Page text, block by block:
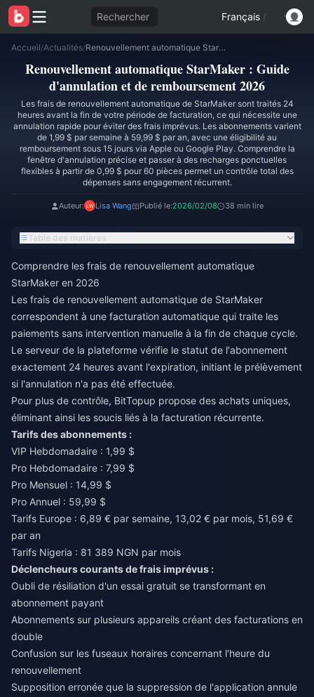
Rechercher Français /
Accueil/Actualités/ Renouvellement automatique StarMaker : Guide d'annulation et de remboursement 2026
Renouvellement automatique StarMaker : Guide
d'annulation et de remboursement 2026
Les frais de renouvellement automatique de StarMaker sont traités 24
heures avant la fin de votre période de facturation, ce qui nécessite une
annulation rapide pour éviter des frais imprévus. Les abonnements varient
de 1,99 $ par semaine à 59,99 $ par an, avec une éligibilité au
remboursement sous 15 jours via Apple ou Google Play. Comprendre la
fenêtre d'annulation précise et passer à des recharges ponctuelles
flexibles à partir de 0,99 $ pour 60 pièces permet un contrôle total des
dépenses sans engagement récurrent.
Auteur: Lisa Wang Publié le:2026/02/08 38 min lire
Table des matières
Comprendre les frais de renouvellement automatique
StarMaker en 2026
Les frais de renouvellement automatique de StarMaker
correspondent à une facturation automatique qui traite les
paiements sans intervention manuelle à la fin de chaque cycle.
Le serveur de la plateforme vérifie le statut de l'abonnement
exactement 24 heures avant l'expiration, initiant le prélèvement
si l'annulation n'a pas été effectuée.
Pour plus de contrôle, BitTopup propose des achats uniques,
éliminant ainsi les soucis liés à la facturation récurrente.
Tarifs des abonnements :
VIP Hebdomadaire : 1,99 $
Pro Hebdomadaire : 7,99 $
Pro Mensuel : 14,99 $
Pro Annuel : 59,99 $
Tarifs Europe : 6,89 € par semaine, 13,02 € par mois, 51,69 €
par an
Tarifs Nigeria : 81 389 NGN par mois
Déclencheurs courants de frais imprévus :
Oubli de résiliation d'un essai gratuit se transformant en
abonnement payant
Abonnements sur plusieurs appareils créant des facturations en
double
Confusion sur les fuseaux horaires concernant l'heure du
renouvellement
Supposition erronée que la suppression de l'application annule